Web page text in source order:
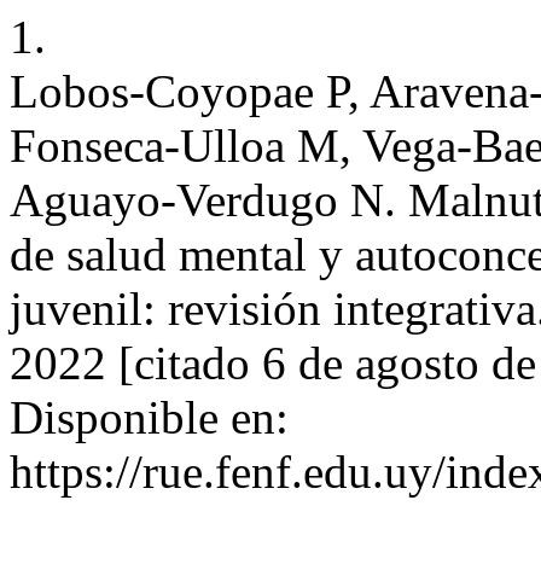
1.
Lobos-Coyopae P,
Fonseca-Ulloa M, Vega-
Aguayo-Verdugo N.
de salud mental y
juvenil: revisión
2022 [citado 6 de agosto
Disponible en:
https://rue.fenf.edu.uy/